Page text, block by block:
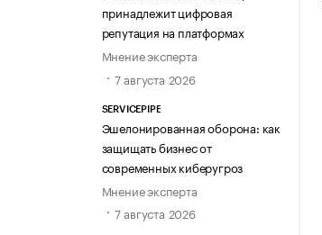
принадлежит цифровая
репутация на платформах
Мнение эксперта
7 августа 2026
SERVICEPIPE
Эшелонированная оборона: как
защищать бизнес от
современных киберугроз
Мнение эксперта
7 августа 2026